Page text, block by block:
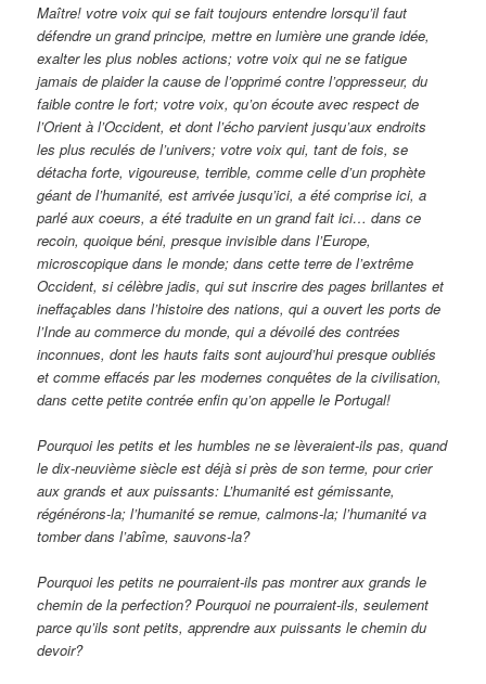
Maître! votre voix qui se fait toujours entendre lorsqu’il faut
défendre un grand principe, mettre en lumière une grande idée,
exalter les plus nobles actions; votre voix qui ne se fatigue
jamais de plaider la cause de l’opprimé contre l’oppresseur, du
faible contre le fort; votre voix, qu’on écoute avec respect de
l’Orient à l’Occident, et dont l’écho parvient jusqu’aux endroits
les plus reculés de l’univers; votre voix qui, tant de fois, se
détacha forte, vigoureuse, terrible, comme celle d’un prophète
géant de l’humanité, est arrivée jusqu’ici, a été comprise ici, a
parlé aux coeurs, a été traduite en un grand fait ici… dans ce
recoin, quoique béni, presque invisible dans l’Europe,
microscopique dans le monde; dans cette terre de l’extrême
Occident, si célèbre jadis, qui sut inscrire des pages brillantes et
ineffaçables dans l’histoire des nations, qui a ouvert les ports de
l’Inde au commerce du monde, qui a dévoilé des contrées
inconnues, dont les hauts faits sont aujourd’hui presque oubliés
et comme effacés par les modernes conquêtes de la civilisation,
dans cette petite contrée enfin qu’on appelle le Portugal!
Pourquoi les petits et les humbles ne se lèveraient-ils pas, quand
le dix-neuvième siècle est déjà si près de son terme, pour crier
aux grands et aux puissants: L’humanité est gémissante,
régénérons-la; l’humanité se remue, calmons-la; l’humanité va
tomber dans l’abîme, sauvons-la?
Pourquoi les petits ne pourraient-ils pas montrer aux grands le
chemin de la perfection? Pourquoi ne pourraient-ils, seulement
parce qu’ils sont petits, apprendre aux puissants le chemin du
devoir?